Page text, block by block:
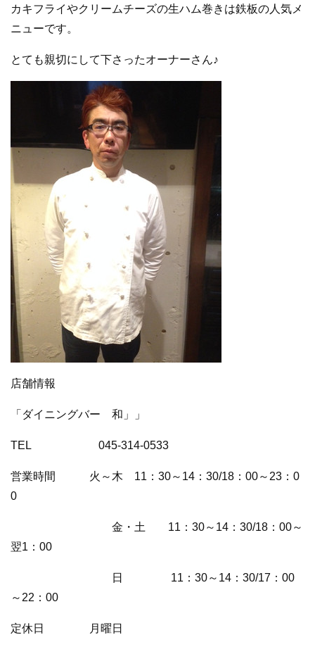
カキフライやクリームチーズの生ハム巻きは鉄板の人気メ
ニューです。
とても親切にして下さったオーナーさん♪
店舗情報
「ダイニングバー 和」」
TEL 045-314-0533
営業時間 火～木 11：30～14：30/18：00～23：0
0
金・土 11：30～14：30/18：00～
翌1：00
日 11：30～14：30/17：00
～22：00
定休日 月曜日